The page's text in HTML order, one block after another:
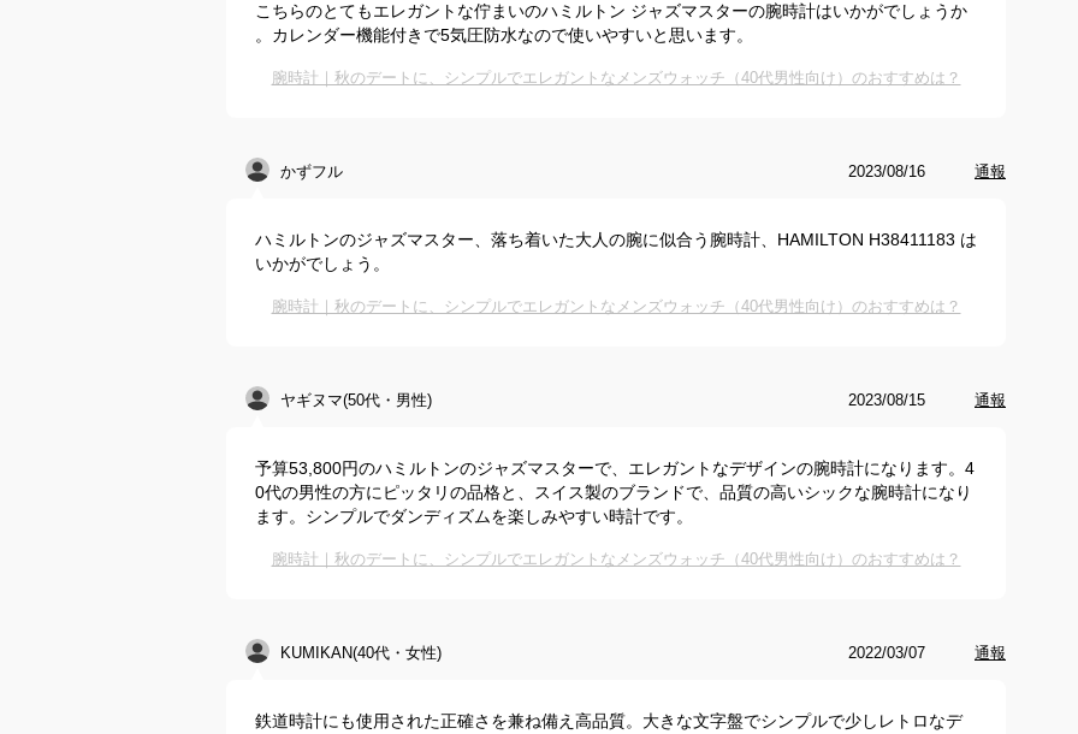
こちらのとてもエレガントな佇まいのハミルトン ジャズマスターの腕時計はいかがでしょうか
。カレンダー機能付きで5気圧防水なので使いやすいと思います。
腕時計｜秋のデートに、シンプルでエレガントなメンズウォッチ（40代男性向け）のおすすめは？
かずフル 2023/08/16 通報
ハミルトンのジャズマスター、落ち着いた大人の腕に似合う腕時計、HAMILTON H38411183 は
いかがでしょう。
腕時計｜秋のデートに、シンプルでエレガントなメンズウォッチ（40代男性向け）のおすすめは？
ヤギヌマ(50代・男性) 2023/08/15 通報
予算53,800円のハミルトンのジャズマスターで、エレガントなデザインの腕時計になります。4
0代の男性の方にピッタリの品格と、スイス製のブランドで、品質の高いシックな腕時計になり
ます。シンプルでダンディズムを楽しみやすい時計です。
腕時計｜秋のデートに、シンプルでエレガントなメンズウォッチ（40代男性向け）のおすすめは？
KUMIKAN(40代・女性) 2022/03/07 通報
鉄道時計にも使用された正確さを兼ね備え高品質。大きな文字盤でシンプルで少しレトロなデ